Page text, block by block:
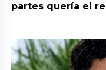
partes quería el